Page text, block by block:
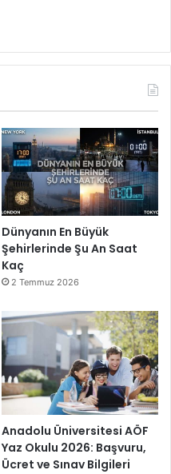
Dünyanın En Büyük
Şehirlerinde Şu An Saat
Kaç
2 Temmuz 2026
Anadolu Üniversitesi AÖF
Yaz Okulu 2026: Başvuru,
Ücret ve Sınav Bilgileri